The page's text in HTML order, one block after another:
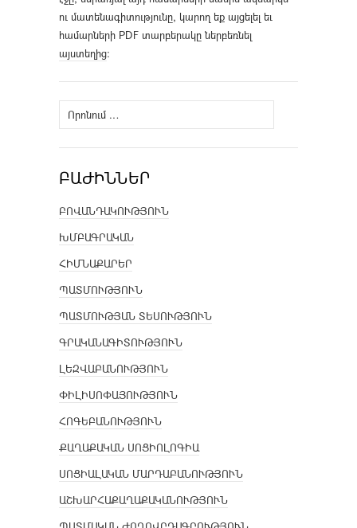
ու մատենագիտությունը, կարող եք այցելել եւ
համարների PDF տարբերակը ներբեռնել
այստեղից։
Որոնել՝
ԲԱԺԻՆՆԵՐ
ԲՈՎԱՆԴԱԿՈՒԹՅՈՒՆ
ԽՄԲԱԳՐԱԿԱՆ
ՀԻՄՆԱՔԱՐԵՐ
ՊԱՏՄՈՒԹՅՈՒՆ
ՊԱՏՄՈՒԹՅԱՆ ՏԵՍՈՒԹՅՈՒՆ
ԳՐԱԿԱՆԱԳԻՏՈՒԹՅՈՒՆ
ԼԵԶՎԱԲԱՆՈՒԹՅՈՒՆ
ՓԻԼԻՍՈՓԱՅՈՒԹՅՈՒՆ
ՀՈԳԵԲԱՆՈՒԹՅՈՒՆ
ՔԱՂԱՔԱԿԱՆ ՍՈՑԻՈԼՈԳԻԱ
ՍՈՑԻԱԼԱԿԱՆ ՄԱՐԴԱԲԱՆՈՒԹՅՈՒՆ
ԱՇԽԱՐՀԱՔԱՂԱՔԱԿԱՆՈՒԹՅՈՒՆ